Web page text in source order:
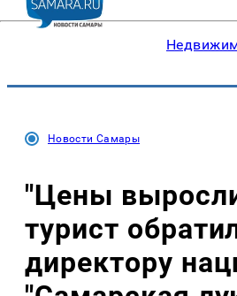
Новости Самары
"Цены
турист
директору